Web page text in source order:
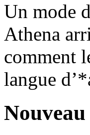
Un mode
Athena
comment
langue